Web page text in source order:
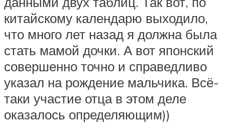
китайскому календарю выходило,
что много лет назад я должна была
стать мамой дочки. А вот японский
совершенно точно и справедливо
указал на рождение мальчика. Всё-
таки участие отца в этом деле
оказалось определяющим))